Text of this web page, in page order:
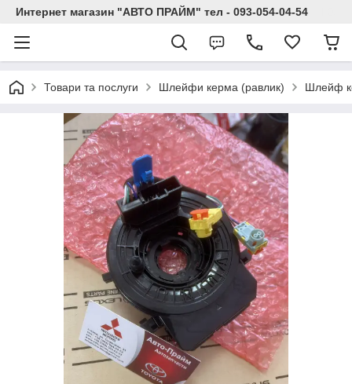
Интернет магазин "АВТО ПРАЙМ" тел - 093-054-04-54
Товари та послуги Шлейфи керма (равлик) Шлейф